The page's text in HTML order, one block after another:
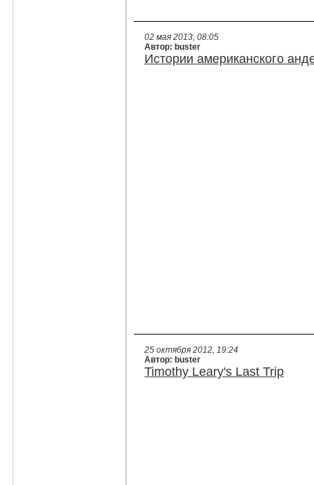
02 мая 2013, 08:05
Автор: buster
Истории американского
25 октября 2012, 19:24
Автор: buster
Timothy Leary's Last Trip